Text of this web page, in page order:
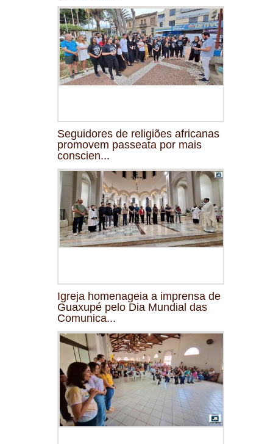
Seguidores de religiões africanas
promovem passeata por mais
conscien...
Igreja homenageia a imprensa de
Guaxupé pelo Dia Mundial das
Comunica...